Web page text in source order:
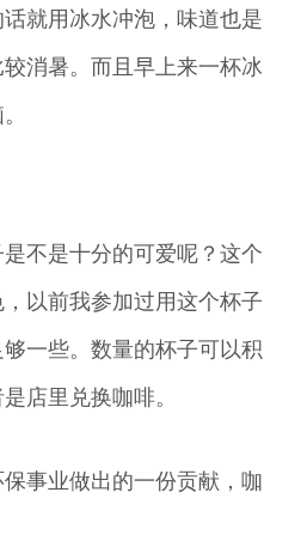
就用冰水冲泡，味道也是
消暑。而且早上来一杯冰
不是十分的可爱呢？这个
以前我参加过用这个杯子
一些。数量的杯子可以积
店里兑换咖啡。
事业做出的一份贡献，咖